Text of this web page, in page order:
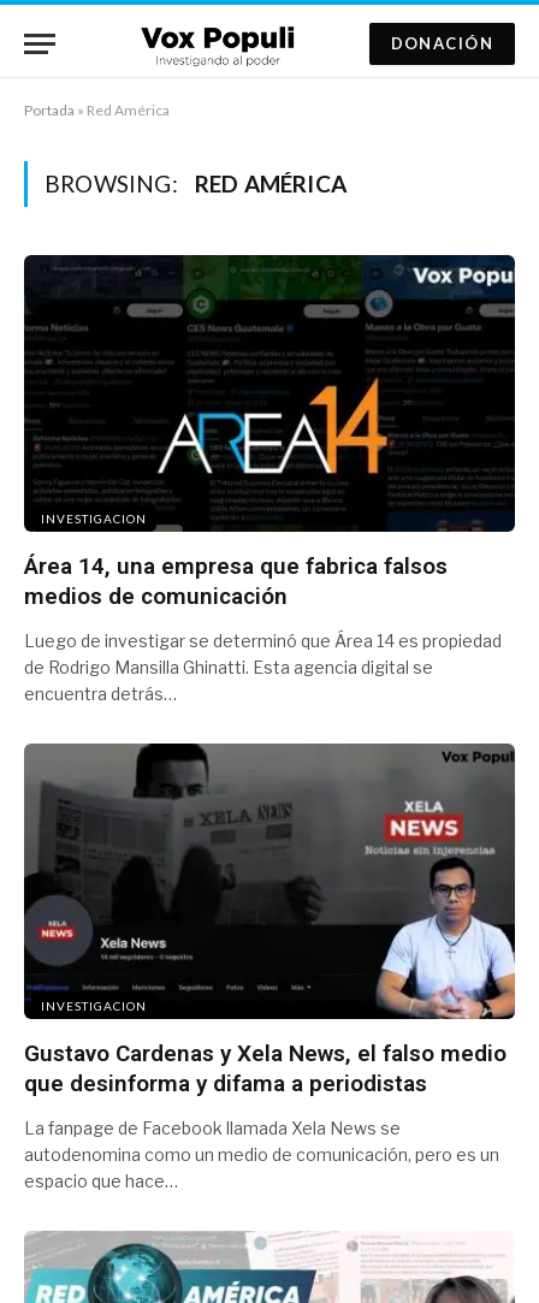
DONACIÓN
Portada » Red América
BROWSING: RED AMÉRICA
INVESTIGACION
Área 14, una empresa que fabrica falsos
medios de comunicación
Luego de investigar se determinó que Área 14 es propiedad
de Rodrigo Mansilla Ghinatti. Esta agencia digital se
encuentra detrás…
INVESTIGACION
Gustavo Cardenas y Xela News, el falso medio
que desinforma y difama a periodistas
La fanpage de Facebook llamada Xela News se
autodenomina como un medio de comunicación, pero es un
espacio que hace…